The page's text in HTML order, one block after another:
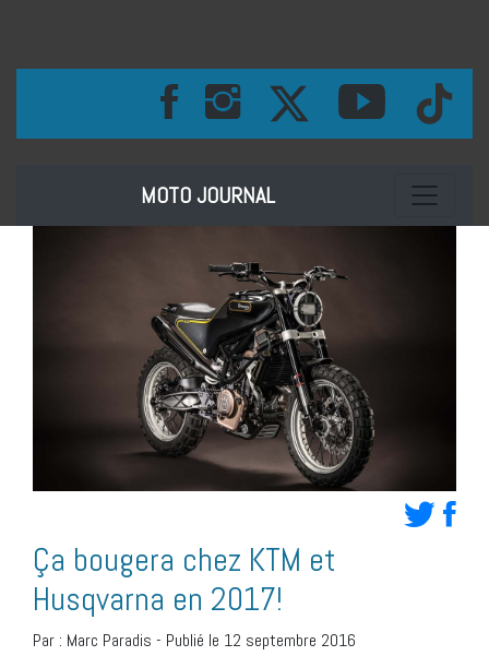
MOTO JOURNAL Toggle
Ça bougera chez KTM et
Husqvarna en 2017!
Par : Marc Paradis - Publié le 12 septembre 2016